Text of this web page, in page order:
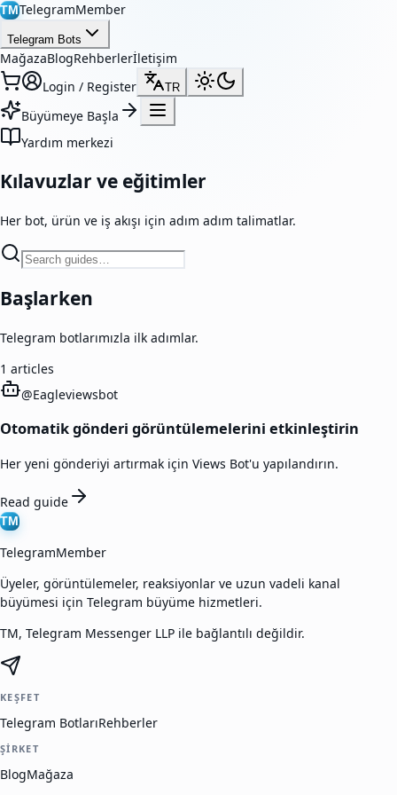
TMTelegramMember
Telegram Bots
MağazaBlogRehberlerİletişim
Login / Register
TR
Büyümeye Başla
Yardım merkezi
Kılavuzlar ve eğitimler
Her bot, ürün ve iş akışı için adım adım talimatlar.
Başlarken
Telegram botlarımızla ilk adımlar.
1 articles
@Eagleviewsbot
Otomatik gönderi görüntülemelerini etkinleştirin
Her yeni gönderiyi artırmak için Views Bot'u yapılandırın.
Read guide
TM
TelegramMember
Üyeler, görüntülemeler, reaksiyonlar ve uzun vadeli kanal
büyümesi için Telegram büyüme hizmetleri.
TM, Telegram Messenger LLP ile bağlantılı değildir.
KEŞFET
Telegram BotlarıRehberler
ŞIRKET
BlogMağaza